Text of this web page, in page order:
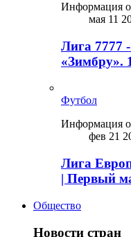
Информация о
мая 11
Лига 7777
«Зимбру».
Футбол
Информация о
фев 21
Лига
| Первый
Общество
Новости стран